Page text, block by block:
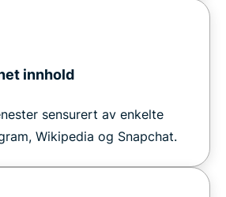
innhold
sensurert av enkelte
Wikipedia og Snapchat.